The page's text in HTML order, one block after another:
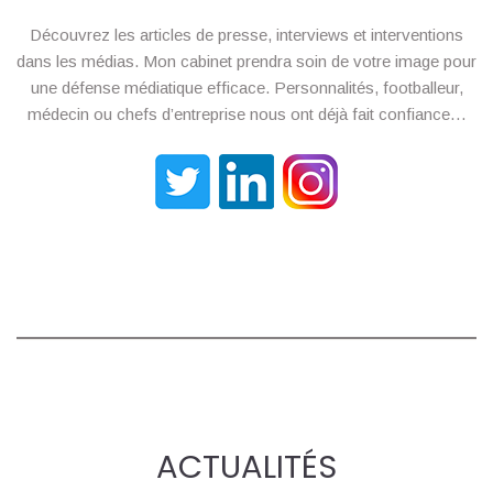
Découvrez les articles de presse, interviews et interventions
dans les médias. Mon cabinet prendra soin de votre image pour
une défense médiatique efficace. Personnalités, footballeur,
médecin ou chefs d’entreprise nous ont déjà fait confiance…
ACTUALITÉS